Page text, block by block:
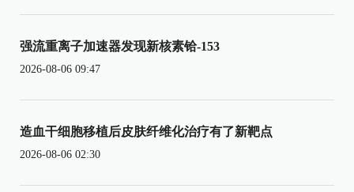
强流重离子加速器发现新核素铪-153
2026-08-06 09:47
造血干细胞移植后皮肤纤维化治疗有了新靶点
2026-08-06 02:30